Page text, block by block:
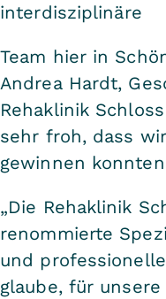
interdisziplinäre
Team hier in
Andrea Hardt,
Rehaklinik
sehr froh, dass
gewinnen
„Die Rehaklinik
renommierte
und
glaube, für